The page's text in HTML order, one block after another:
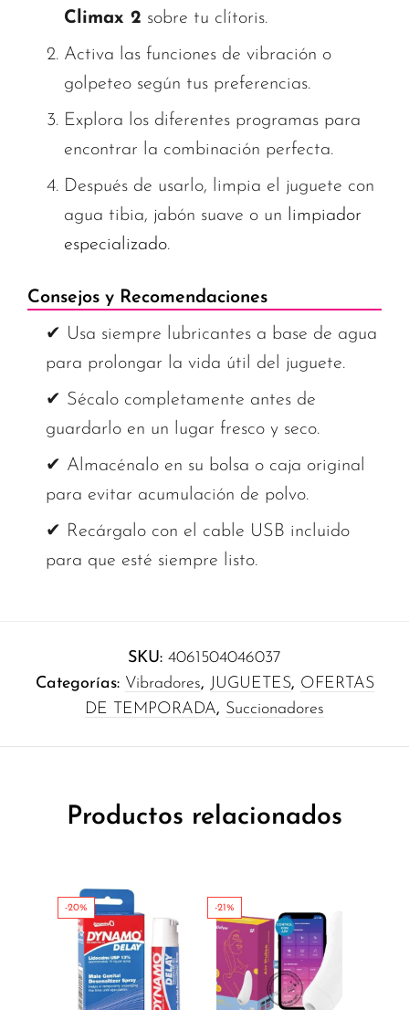
Climax 2 sobre tu clítoris.
Activa las funciones de vibración o
golpeteo según tus preferencias.
Explora los diferentes programas para
encontrar la combinación perfecta.
Después de usarlo, limpia el juguete con
agua tibia, jabón suave o un limpiador
especializado.
Consejos y Recomendaciones
✔ Usa siempre lubricantes a base de agua
para prolongar la vida útil del juguete.
✔ Sécalo completamente antes de
guardarlo en un lugar fresco y seco.
✔ Almacénalo en su bolsa o caja original
para evitar acumulación de polvo.
✔ Recárgalo con el cable USB incluido
para que esté siempre listo.
SKU: 4061504046037
Categorías: Vibradores, JUGUETES, OFERTAS
DE TEMPORADA, Succionadores
Productos relacionados
-20% -21%